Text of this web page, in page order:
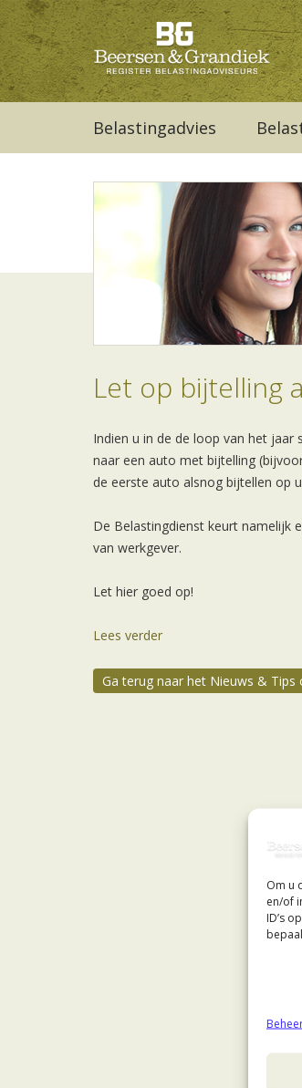
Om u
en/of
ID’s
Belastingadvies
Let op bijtelling
Indien u in de de loop van het
naar een auto met bijtelling
de eerste auto alsnog bijtellen op
De Belastingdienst keurt namelijk
van werkgever.
Let hier goed op!
Lees verder
Ga terug naar het Nieuws & Tips